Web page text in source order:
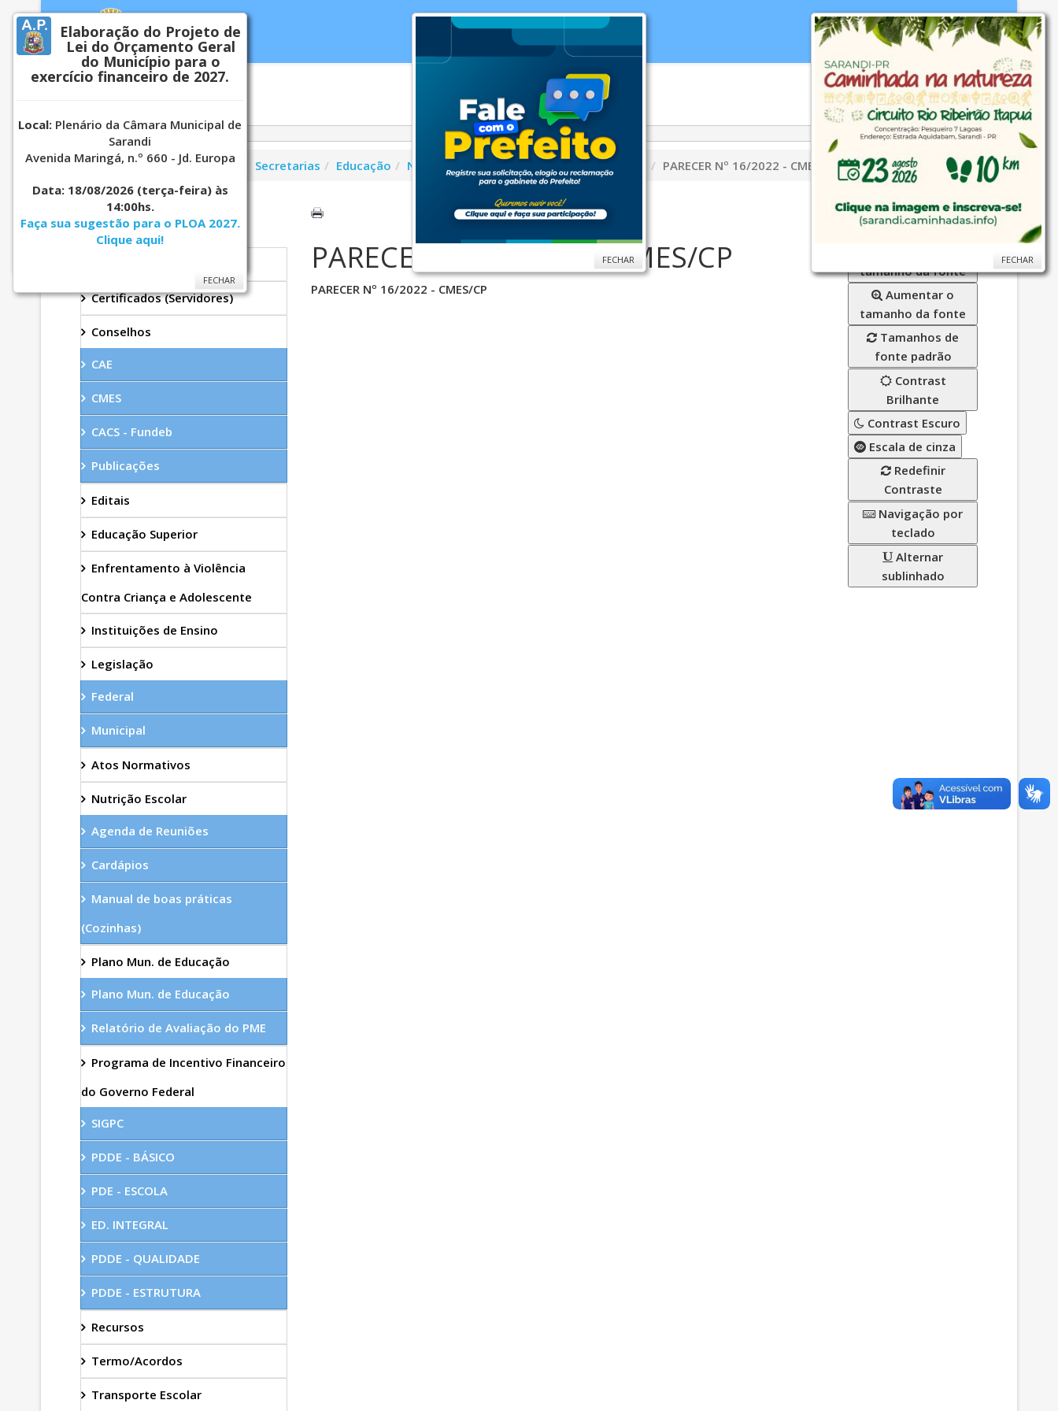
Secretarias Cidade WebMail ... Ajuda
Você está aqui:Página Principal Secretarias Educação Nutrição Escolar Conselho de Educação PARECER Nº 16/2022 - CMES/CP
EDUCAÇÃO
Certificados (Servidores)
Conselhos
CAE
CMES
CACS - Fundeb
Publicações
Editais
Educação Superior
Enfrentamento à Violência
Contra Criança e Adolescente
Instituições de Ensino
Legislação
Federal
Municipal
Atos Normativos
Nutrição Escolar
Agenda de Reuniões
Cardápios
Manual de boas práticas
(Cozinhas)
Plano Mun. de Educação
Plano Mun. de Educação
Relatório de Avaliação do PME
Programa de Incentivo Financeiro
do Governo Federal
SIGPC
PDDE - BÁSICO
PDE - ESCOLA
ED. INTEGRAL
PDDE - QUALIDADE
PDDE - ESTRUTURA
Recursos
Termo/Acordos
Transporte Escolar
PARECER Nº 16/2022 - CMES/CP
PARECER Nº 16/2022 - CMES/CP
tamanho da fonte
Aumentar o
tamanho da fonte
Tamanhos de
fonte padrão
Contrast
Brilhante
Contrast Escuro
Escala de cinza
Redefinir
Contraste
Navigação por
teclado
Alternar
sublinhado
Elaboração do Projeto de
Lei do Orçamento Geral
do Município para o
exercício financeiro de 2027.
Local: Plenário da Câmara Municipal de
Sarandi
Avenida Maringá, n.º 660 - Jd. Europa
Data: 18/08/2026 (terça-feira) às
14:00hs.
Faça sua sugestão para o PLOA 2027.
Clique aqui!
FECHAR
FECHAR
FECHAR
FECHAR